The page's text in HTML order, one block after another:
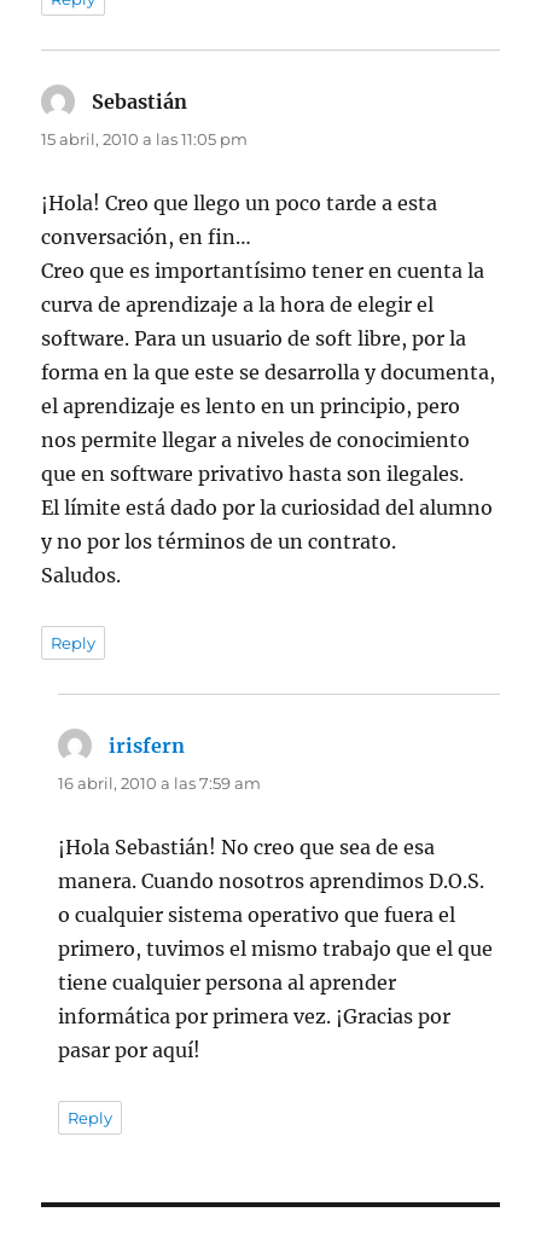
Sebastián
15 abril, 2010 a las 11:05 pm
¡Hola! Creo que llego un poco tarde a esta
conversación, en fin…
Creo que es importantísimo tener en cuenta la
curva de aprendizaje a la hora de elegir el
software. Para un usuario de soft libre, por la
forma en la que este se desarrolla y documenta,
el aprendizaje es lento en un principio, pero
nos permite llegar a niveles de conocimiento
que en software privativo hasta son ilegales.
El límite está dado por la curiosidad del alumno
y no por los términos de un contrato.
Saludos.
Reply
irisfern
16 abril, 2010 a las 7:59 am
¡Hola Sebastián! No creo que sea de esa
manera. Cuando nosotros aprendimos D.O.S.
o cualquier sistema operativo que fuera el
primero, tuvimos el mismo trabajo que el que
tiene cualquier persona al aprender
informática por primera vez. ¡Gracias por
pasar por aquí!
Reply